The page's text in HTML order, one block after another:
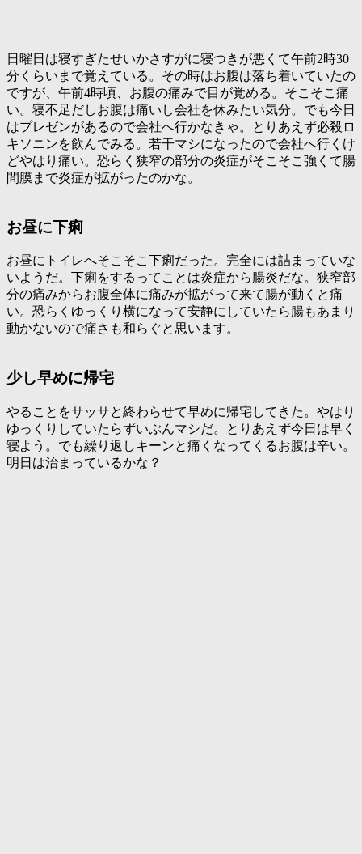
日曜日は寝すぎたせいかさすがに寝つきが悪くて午前2時30
分くらいまで覚えている。その時はお腹は落ち着いていたの
ですが、午前4時頃、お腹の痛みで目が覚める。そこそこ痛
い。寝不足だしお腹は痛いし会社を休みたい気分。でも今日
はプレゼンがあるので会社へ行かなきゃ。とりあえず必殺ロ
キソニンを飲んでみる。若干マシになったので会社へ行くけ
どやはり痛い。恐らく狭窄の部分の炎症がそこそこ強くて腸
間膜まで炎症が拡がったのかな。
お昼に下痢
お昼にトイレへそこそこ下痢だった。完全には詰まっていな
いようだ。下痢をするってことは炎症から腸炎だな。狭窄部
分の痛みからお腹全体に痛みが拡がって来て腸が動くと痛
い。恐らくゆっくり横になって安静にしていたら腸もあまり
動かないので痛さも和らぐと思います。
少し早めに帰宅
やることをサッサと終わらせて早めに帰宅してきた。やはり
ゆっくりしていたらずいぶんマシだ。とりあえず今日は早く
寝よう。でも繰り返しキーンと痛くなってくるお腹は辛い。
明日は治まっているかな？